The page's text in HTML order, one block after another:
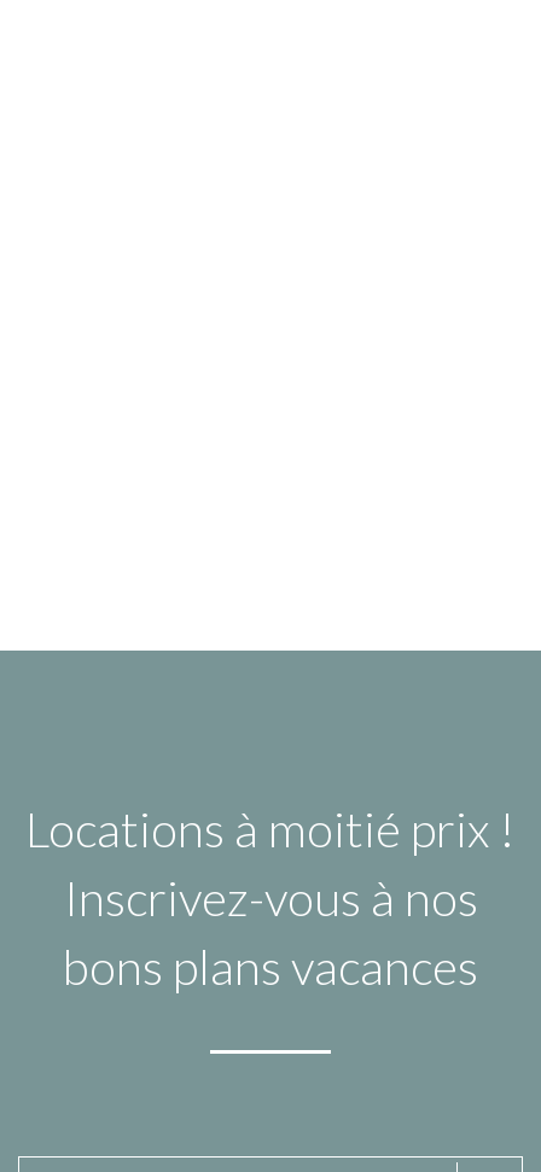
Locations à moitié prix !
Inscrivez-vous à nos
bons plans vacances